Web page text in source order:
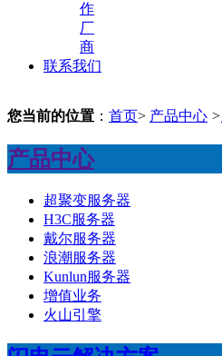
作
厂
商
联系我们
您当前的位置 ： 首页> 产品中心 >
产品中心
超聚变服务器
H3C服务器
戴尔服务器
浪潮服务器
Kunlun服务器
增值业务
火山引擎